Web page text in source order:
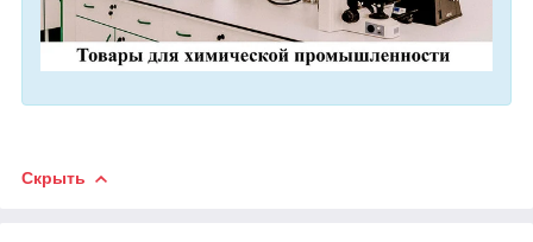
Скрыть